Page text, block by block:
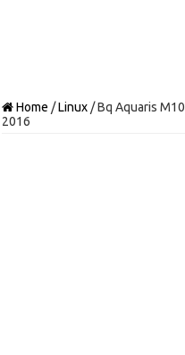
Home /Linux /Bq Aquaris
2016